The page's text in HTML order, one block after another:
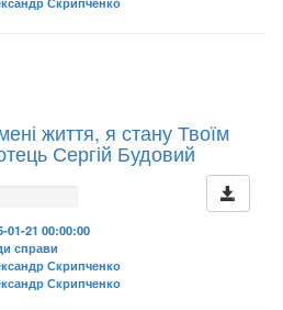
життя, я стану Твоїм
Сергій Будовий
01-21 00:00:00
справи
Скрипченко
Скрипченко